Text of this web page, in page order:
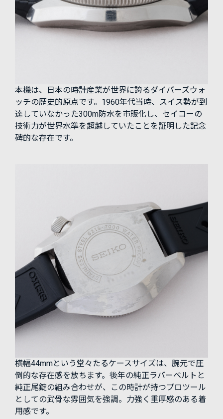
本機は、日本の時計産業が世界に誇るダイバーズウォ
ッチの歴史的原点です。1960年代当時、スイス勢が到
達していなかった300m防水を市販化し、セイコーの
技術力が世界水準を超越していたことを証明した記念
碑的な存在です。
横幅44mmという堂々たるケースサイズは、腕元で圧
倒的な存在感を放ちます。後年の純正ラバーベルトと
純正尾錠の組み合わせが、この時計が持つプロツール
としての武骨な雰囲気を強調。力強く重厚感のある着
用感です。